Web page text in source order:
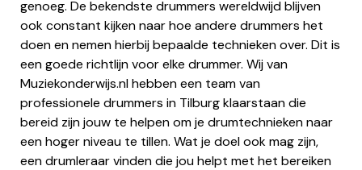
genoeg. De bekendste drummers wereldwijd blijven
ook constant kijken naar hoe andere drummers het
doen en nemen hierbij bepaalde technieken over. Dit is
een goede richtlijn voor elke drummer. Wij van
Muziekonderwijs.nl hebben een team van
professionele drummers in Tilburg klaarstaan die
bereid zijn jouw te helpen om je drumtechnieken naar
een hoger niveau te tillen. Wat je doel ook mag zijn,
een drumleraar vinden die jou helpt met het bereiken